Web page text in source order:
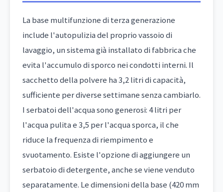
La base multifunzione di terza generazione
include l'autopulizia del proprio vassoio di
lavaggio, un sistema già installato di fabbrica che
evita l'accumulo di sporco nei condotti interni. Il
sacchetto della polvere ha 3,2 litri di capacità,
sufficiente per diverse settimane senza cambiarlo.
I serbatoi dell'acqua sono generosi: 4 litri per
l'acqua pulita e 3,5 per l'acqua sporca, il che
riduce la frequenza di riempimento e
svuotamento. Esiste l'opzione di aggiungere un
serbatoio di detergente, anche se viene venduto
separatamente. Le dimensioni della base (420 mm